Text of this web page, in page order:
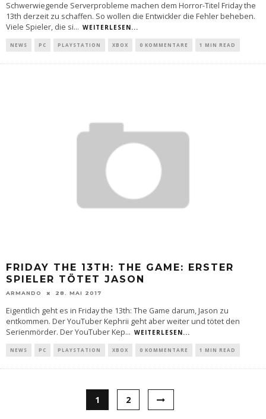
Schwerwiegende Serverprobleme machen dem Horror-Titel Friday the
13th derzeit zu schaffen. So wollen die Entwickler die Fehler beheben.
Viele Spieler, die si... WEITERLESEN...
NEWS PC PLAYSTATION XBOX 0 KOMMENTARE 1 MIN READ
FRIDAY THE 13TH: THE GAME: ERSTER
SPIELER TÖTET JASON
ARMANDO 28. MAI 2017
Eigentlich geht es in Friday the 13th: The Game darum, Jason zu
entkommen. Der YouTuber Kephrii geht aber weiter und tötet den
Serienmörder. Der YouTuber Kep... WEITERLESEN...
NEWS PC PLAYSTATION XBOX 0 KOMMENTARE 1 MIN READ
1 2